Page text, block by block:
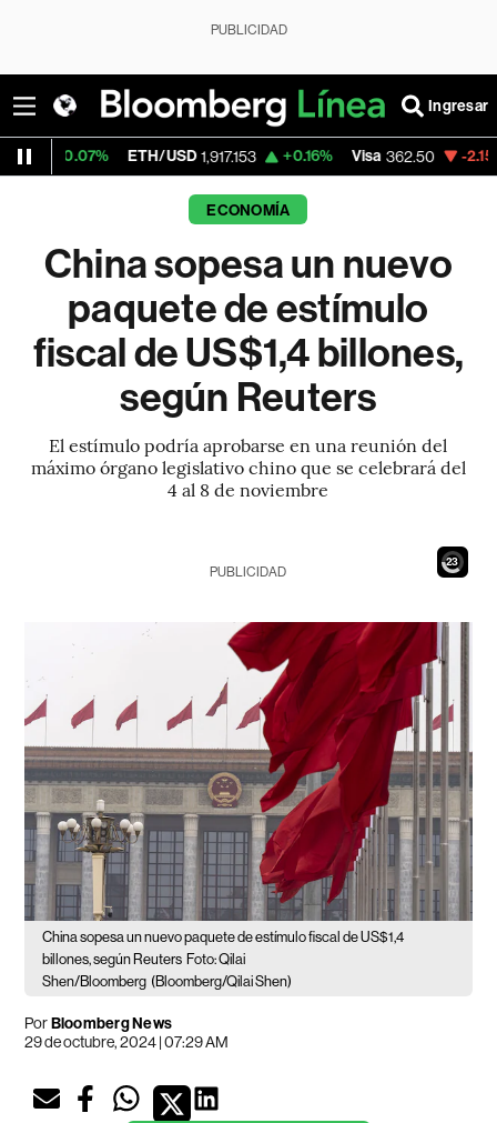
PUBLICIDAD
Ingresar
ETH/USD 1,917.153 +0.16% Visa 362.50 -2.15%
ECONOMÍA
China sopesa un nuevo
paquete de estímulo
fiscal de US$1,4 billones,
según Reuters
El estímulo podría aprobarse en una reunión del
máximo órgano legislativo chino que se celebrará del
4 al 8 de noviembre
21
PUBLICIDAD
China sopesa un nuevo paquete de estímulo fiscal de US$1,4
billones, según Reuters Foto: Qilai
Shen/Bloomberg (Bloomberg/Qilai Shen)
PorBloomberg News
29 de octubre, 2024 | 07:29 AM